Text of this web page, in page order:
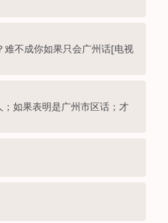
难不成你如果只会广州话[电视
如果表明是广州市区话；才